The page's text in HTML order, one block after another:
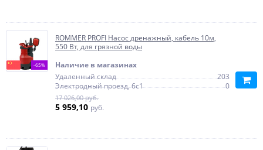
-65%
ROMMER PROFI Насос дренажный, кабель 10м,
550 Вт, для грязной воды
Наличие в магазинах
Удаленный склад
203
Электродный проезд, 6с1
0
17 026,00 руб.
5 959,10 руб.